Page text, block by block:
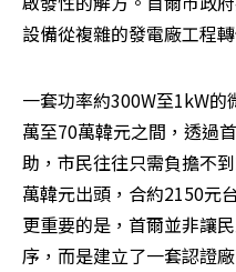
設備從複雜的發電廠工程
一套功率約300W至1kW
萬至70萬韓元之間，透過
助，市民往往只需負擔不
萬韓元出頭，合約2150元
更重要的是，首爾並非讓
序，而是建立了一套認證